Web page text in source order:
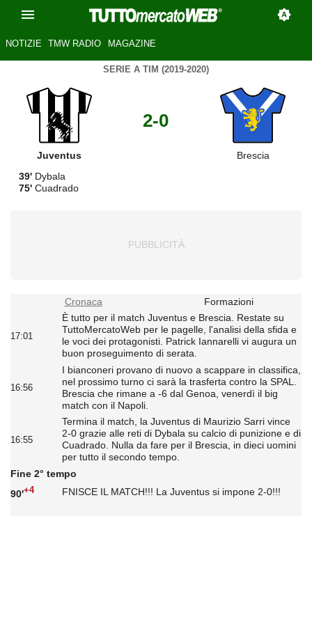
NOTIZIE TMW RADIO MAGAZINE
SERIE A TIM (2019-2020)
Juventus
2-0
Brescia
39' Dybala
75' Cuadrado
Cronaca Formazioni
17:01
È tutto per il match Juventus e Brescia. Restate su
TuttoMercatoWeb per le pagelle, l'analisi della sfida e
le voci dei protagonisti. Patrick Iannarelli vi augura un
buon proseguimento di serata.
16:56
I bianconeri provano di nuovo a scappare in classifica,
nel prossimo turno ci sarà la trasferta contro la SPAL.
Brescia che rimane a -6 dal Genoa, venerdì il big
match con il Napoli.
16:55
Termina il match, la Juventus di Maurizio Sarri vince
2-0 grazie alle reti di Dybala su calcio di punizione e di
Cuadrado. Nulla da fare per il Brescia, in dieci uomini
per tutto il secondo tempo.
Fine 2° tempo
90'+4 FNISCE IL MATCH!!! La Juventus si impone 2-0!!!